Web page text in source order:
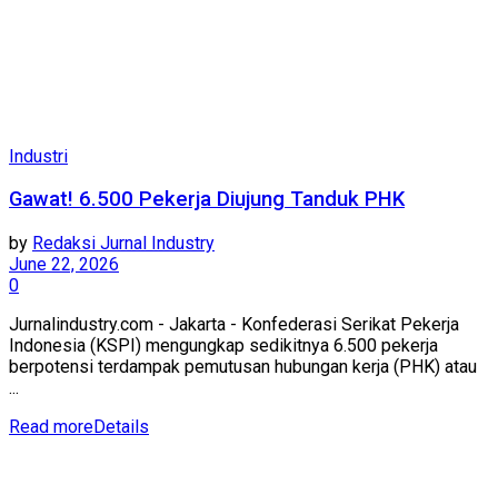
Industri
Gawat! 6.500 Pekerja Diujung Tanduk PHK
by Redaksi Jurnal Industry
June 22, 2026
0
Jurnalindustry.com - Jakarta - Konfederasi Serikat Pekerja
Indonesia (KSPI) mengungkap sedikitnya 6.500 pekerja
berpotensi terdampak pemutusan hubungan kerja (PHK) atau
...
Read moreDetails